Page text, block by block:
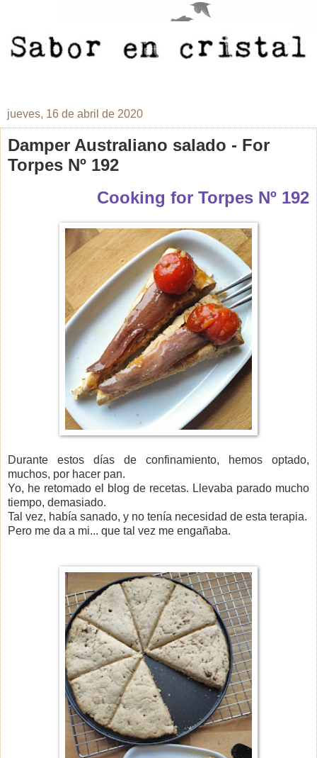
jueves, 16 de abril de 2020
Damper Australiano salado - For
Torpes Nº 192
Cooking for Torpes Nº 192
Durante estos días de confinamiento, hemos optado,
muchos, por hacer pan.
Yo, he retomado el blog de recetas. Llevaba parado mucho
tiempo, demasiado.
Tal vez, había sanado, y no tenía necesidad de esta terapia.
Pero me da a mi... que tal vez me engañaba.